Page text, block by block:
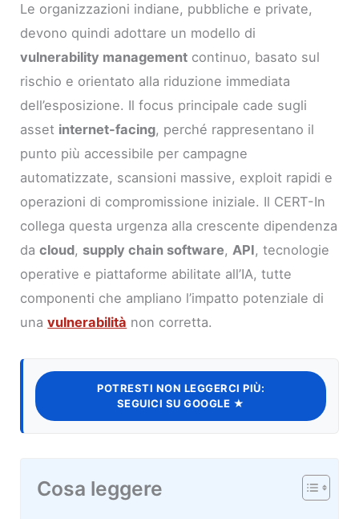
Le organizzazioni indiane, pubbliche e private,
devono quindi adottare un modello di
vulnerability management continuo, basato sul
rischio e orientato alla riduzione immediata
dell’esposizione. Il focus principale cade sugli
asset internet-facing, perché rappresentano il
punto più accessibile per campagne
automatizzate, scansioni massive, exploit rapidi e
operazioni di compromissione iniziale. Il CERT-In
collega questa urgenza alla crescente dipendenza
dacloud, supply chain software,API, tecnologie
operative e piattaforme abilitate all’IA, tutte
componenti che ampliano l’impatto potenziale di
unavulnerabilità non corretta.
POTRESTI NON LEGGERCI PIÙ:
SEGUICI SU GOOGLE ★
Cosa leggere